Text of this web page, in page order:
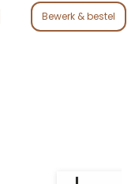
Bewerk & bestel